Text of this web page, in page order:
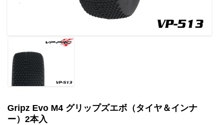
Gripz Evo M4 グリップズエボ（タイヤ＆インナ
ー）2本入